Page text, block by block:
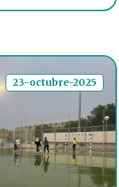
23-octubre-2025